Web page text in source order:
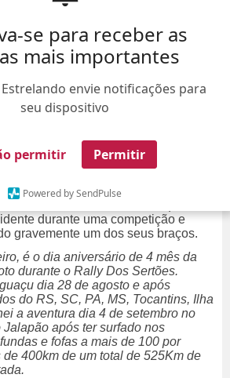
se para receber as
mais importantes
envie notificações para
seu dispositivo
permitir Permitir
Powered by SendPulse
as suas redes sociais para
susto com os seus seguidores!
o chef de cozinha contou que
durante uma competição e
gravemente um dos seus braços.
é o dia aniversário de 4 mês da
durante o Rally Dos Sertões.
dia 28 de agosto e após
do RS, SC, PA, MS, Tocantins, Ilha
a aventura dia 4 de setembro no
após ter surfado nos
e fofas a mais de 100 por
400km de um total de 525Km de